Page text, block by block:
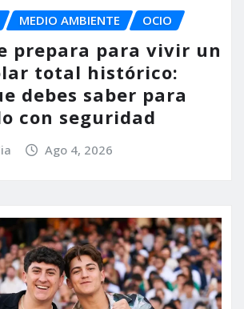
MEDIO AMBIENTE OCIO
prepara para vivir un
total histórico:
debes saber para
con seguridad
Ago 4, 2026